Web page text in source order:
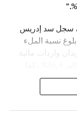
سجل سد إدريس
تبلغ 14,9 مليون م³، مع بلوغ نسبة الملء
واردات مائية
المائية